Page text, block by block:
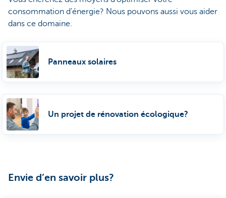
consommation d'énergie? Nous pouvons aussi vous aider
dans ce domaine.
Panneaux solaires
Un projet de rénovation écologique?
Envie d’en savoir plus?